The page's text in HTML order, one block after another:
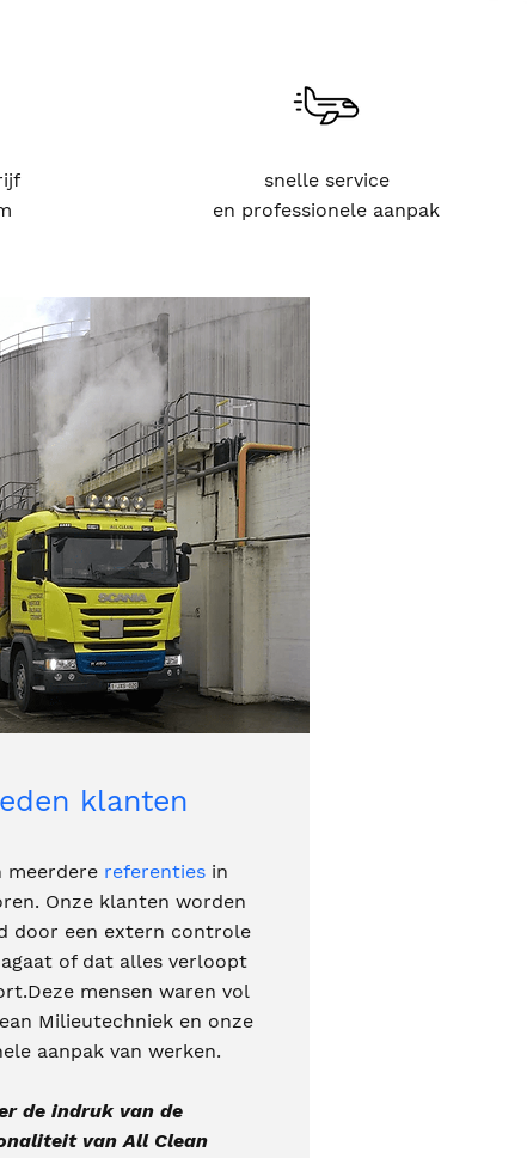
snelle service
en professionele aanpak
klanten
meerdere referentiesin
Onze klanten worden
door een extern controle
of dat alles verloopt
mensen waren vol
Milieutechniek en onze
aanpak van werken.
de indruk van de
van All Clean